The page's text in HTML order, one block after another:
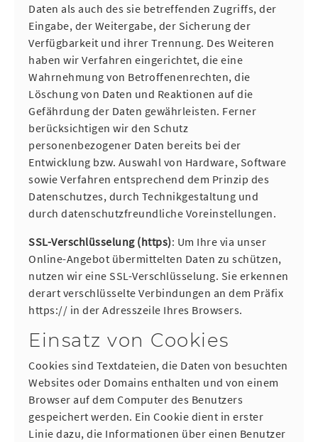
Daten als auch des sie betreffenden Zugriffs, der
Eingabe, der Weitergabe, der Sicherung der
Verfügbarkeit und ihrer Trennung. Des Weiteren
haben wir Verfahren eingerichtet, die eine
Wahrnehmung von Betroffenenrechten, die
Löschung von Daten und Reaktionen auf die
Gefährdung der Daten gewährleisten. Ferner
berücksichtigen wir den Schutz
personenbezogener Daten bereits bei der
Entwicklung bzw. Auswahl von Hardware, Software
sowie Verfahren entsprechend dem Prinzip des
Datenschutzes, durch Technikgestaltung und
durch datenschutzfreundliche Voreinstellungen.
SSL-Verschlüsselung (https): Um Ihre via unser
Online-Angebot übermittelten Daten zu schützen,
nutzen wir eine SSL-Verschlüsselung. Sie erkennen
derart verschlüsselte Verbindungen an dem Präfix
https:// in der Adresszeile Ihres Browsers.
Einsatz von Cookies
Cookies sind Textdateien, die Daten von besuchten
Websites oder Domains enthalten und von einem
Browser auf dem Computer des Benutzers
gespeichert werden. Ein Cookie dient in erster
Linie dazu, die Informationen über einen Benutzer